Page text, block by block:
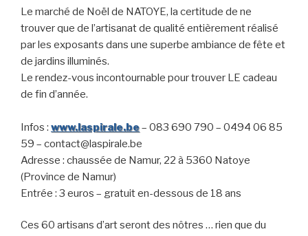
Le marché de Noël de NATOYE, la certitude de ne
trouver que de l’artisanat de qualité entièrement réalisé
par les exposants dans une superbe ambiance de fête et
de jardins illuminés.
Le rendez-vous incontournable pour trouver LE cadeau
de fin d’année.
Infos : www.laspirale.be– 083 690 790 – 0494 06 85
59 – contact@laspirale.be
Adresse : chaussée de Namur, 22 à 5360 Natoye
(Province de Namur)
Entrée : 3 euros – gratuit en-dessous de 18 ans
Ces 60 artisans d’art seront des nôtres … rien que du